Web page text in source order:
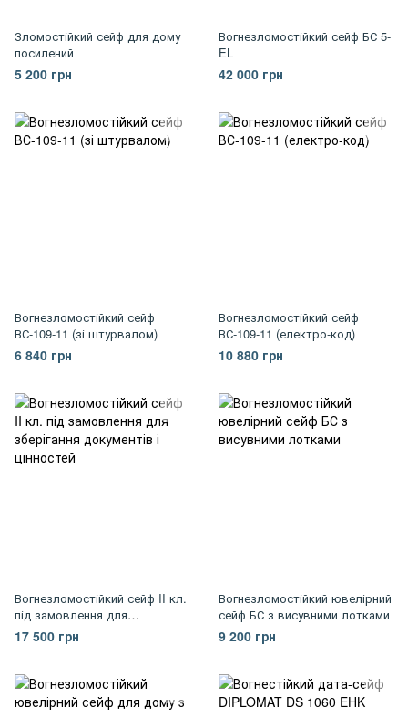
Зломостійкий сейф для дому
посилений
5 200 грн
Вогнезломостійкий сейф БС 5-
EL
42 000 грн
Вогнезломостійкий сейф
ВС-109-11 (зі штурвалом)
6 840 грн
Вогнезломостійкий сейф
ВС-109-11 (електро-код)
10 880 грн
Вогнезломостійкий сейф II кл.
під замовлення для
зберігання документів і
цінностей
17 500 грн
Вогнезломостійкий ювелірний
сейф БС з висувними лотками
9 200 грн